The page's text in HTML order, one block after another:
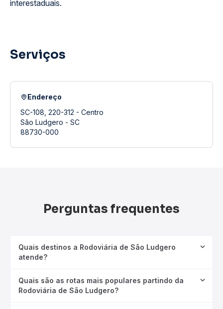
interestaduais.
Serviços
Endereço
SC-108, 220-312 - Centro
São Ludgero - SC
88730-000
Perguntas frequentes
Quais destinos a Rodoviária de São Ludgero
atende?
Quais são as rotas mais populares partindo da
Rodoviária de São Ludgero?